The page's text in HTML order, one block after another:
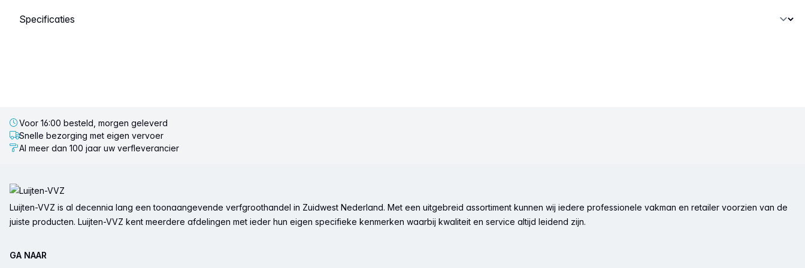
Selecteer een tabblad
Voor 16:00 besteld, morgen geleverd
Snelle bezorging met eigen vervoer
Al meer dan 100 jaar uw verfleverancier
Luijten-VVZ is al decennia lang een toonaangevende verfgroothandel in Zuidwest Nederland. Met een uitgebreid assortiment kunnen wij iedere professionele vakman en retailer voorzien van de
juiste producten. Luijten-VVZ kent meerdere afdelingen met ieder hun eigen specifieke kenmerken waarbij kwaliteit en service altijd leidend zijn.
GA NAAR